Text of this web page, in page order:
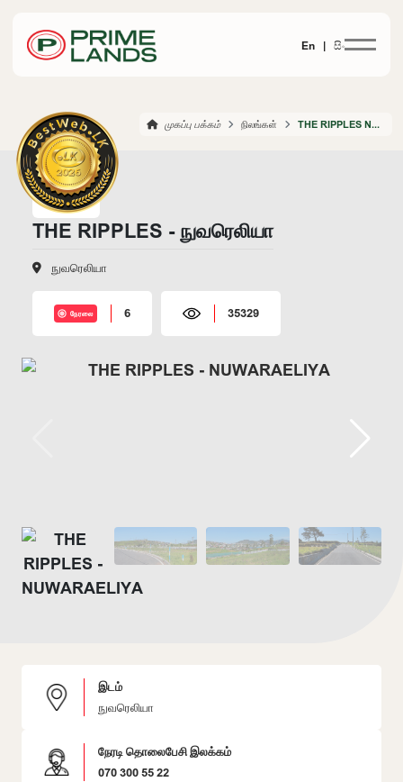
En | සිං
முகப்பு பக்கம் நிலங்கள் THE RIPPLES NUWARAELIYA
THE RIPPLES - நுவரெலியா
நுவரெலியா
நேரலை 6 35329
இடம்
நுவரெலியா
நேரடி தொலைபேசி இலக்கம்
070 300 55 22